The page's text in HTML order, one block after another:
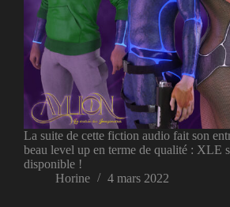
La suite de cette fiction audio fait son
beau level up en terme de qualité : XLE
disponible !
Horine
4 mars 2022